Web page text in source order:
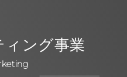
ィング事業